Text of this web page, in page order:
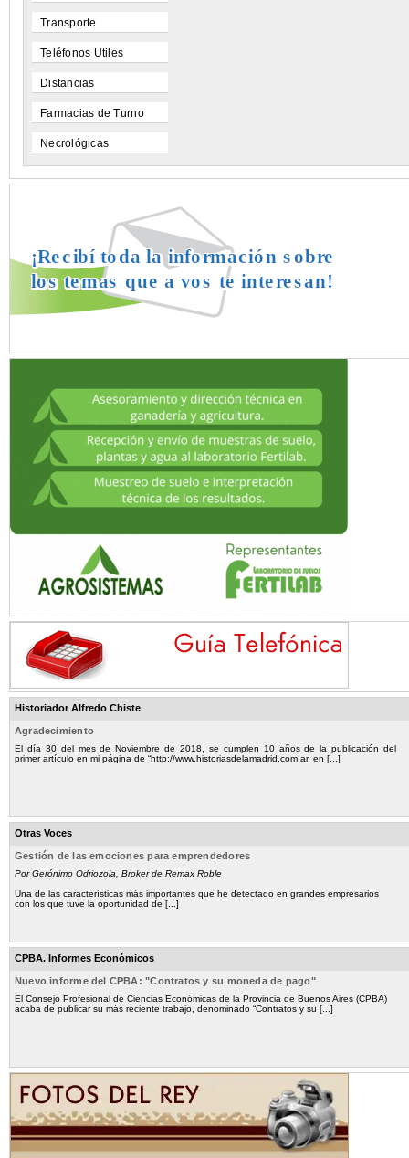
Transporte
Teléfonos Utiles
Distancias
Farmacias de Turno
Necrológicas
Historiador Alfredo Chiste
Agradecimiento
El día 30 del mes de Noviembre de 2018, se cumplen 10 años de la publicación del
primer artículo en mi página de “http://www.historiasdelamadrid.com.ar, en [...]
Otras Voces
Gestión de las emociones para emprendedores
Por Gerónimo Odriozola, Broker de Remax Roble
Una de las características más importantes que he detectado en grandes empresarios
con los que tuve la oportunidad de [...]
CPBA. Informes Económicos
Nuevo informe del CPBA: "Contratos y su moneda de pago"
El Consejo Profesional de Ciencias Económicas de la Provincia de Buenos Aires (CPBA)
acaba de publicar su más reciente trabajo, denominado “Contratos y su [...]